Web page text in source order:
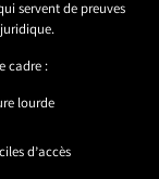
servent de preuves
cadre :
lourde
d’accès